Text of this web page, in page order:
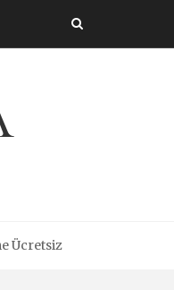
Ücretsiz